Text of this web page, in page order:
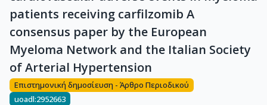
patients receiving carfilzomib A
consensus paper by the European
Myeloma Network and the Italian Society
of Arterial Hypertension
Επιστημονική δημοσίευση - Άρθρο Περιοδικού
uoadl:2952663